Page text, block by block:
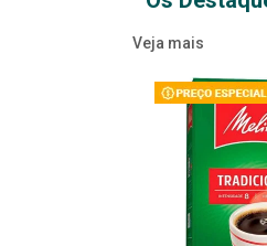
Veja mais